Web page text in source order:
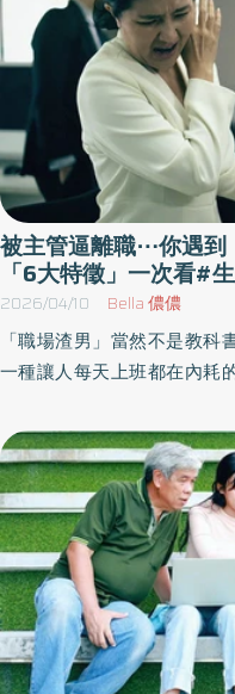
被主管逼離職⋯你遇到
「6大特徵」一次看#
2026/04/10 Bella 儂儂
「職場渣男」當然不是教
一種讓人每天上班都在內耗
在自己手裡。久而久之，你
來自那種說不出口的不公平
「職場渣男」6大主管類型。